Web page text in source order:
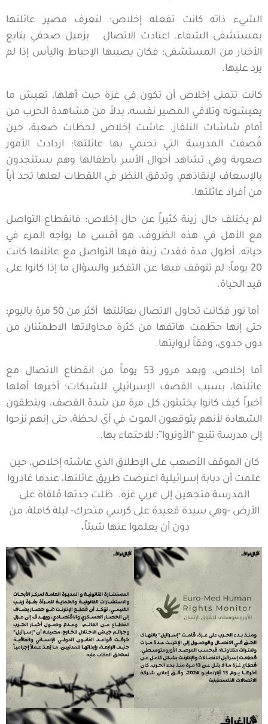
الشيء ذاته كانت تفعله إخلاص؛ لتعرف مصير عائلتها
بمستشفى الشفاء. اعتادت الاتصال بزميل صحفي يتابع
الأخبار من المستشفى؛ فكان يصيبها الإحباط واليأس إذا لم
يرد عليها.
كانت تتمنى إخلاص أن تكون في غزة حيث أهلها، تعيش ما
يعيشونه وتلاقي المصير نفسه، بدلاً من مشاهدة الحرب من
أمام شاشات التلفاز. عاشت إخلاص لحظات صعبة، حين
قُصفت المدرسة التي تحتمي بها عائلتها؛ ازدادت الأمور
صعوبة وهي تشاهد أحوال الأسر بأطفالها وهم يستنجدون
بالإسعاف لإنقاذهم، وتدقق النظر في اللقطات لعلها تجد أياً
من أفراد عائلتها.
لم يختلف حال زينة كثيراً عن حال إخلاص؛ فانقطاع التواصل
مع الأهل في هذه الظروف، هو أقسى ما يواجه المرء في
حياته. أطول مدة فقدت زينة فيها التواصل مع عائلتها كانت
20 يوماً؛ لم تتوقف فيها عن التفكير والسؤال ما إذا كانوا على
قيد الحياة.
أما نور فكانت تحاول الاتصال بعائلتها أكثر من 50 مرة باليوم؛
حتى إنها حطّمت هاتفها من كثرة محاولاتها الاطمئنان من
دون جدوى، وفقاً لروايتها.
أما إخلاص، وبعد مرور 53 يوماً من انقطاع الاتصال مع
عائلتها، بسبب القصف الإسرائيلي للشبكات؛ أخبرها أهلها
أخيراً كيف كانوا يختبئون كل مرة من شدة القصف، وينطقون
الشهادة لأنهم يتوقعون الموت في أيّ لحظة، حتى إنهم نزحوا
إلى مدرسة تتبع “الأونروا”؛ للاحتماء بها.
كان الموقف الأصعب على الإطلاق الذي عاشته إخلاص، حين
علمت أن دبابة إسرائيلية اعترضت طريق عائلتها، عندما غادروا
المدرسة متجهين إلى غربي غزة. ظلت جدتها مُلقاة على
الأرض -وهي سيدة قعيدة على كرسي متحرك- ليلة كاملة، من
دون أن يعلموا عنها شيئاً.